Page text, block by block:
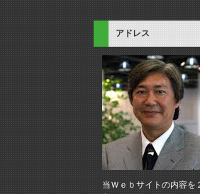
アドレス
当Ｗｅｂサイトの内容を